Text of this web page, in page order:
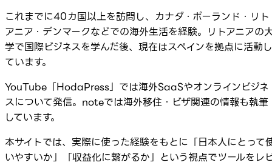
これまでに40カ国以上を訪問し、カナダ・ポーランド・リト
アニア・デンマークなどでの海外生活を経験。リトアニアの
学で国際ビジネスを学んだ後、現在はスペインを拠点に活動し
ています。
YouTube「HodaPress」では海外SaaSやオンラインビジネ
スについて発信。noteでは海外移住・ビザ関連の情報も執筆
しています。
本サイトでは、実際に使った経験をもとに「日本人にとって
いやすいか」「収益化に繋がるか」という視点でツールをレ